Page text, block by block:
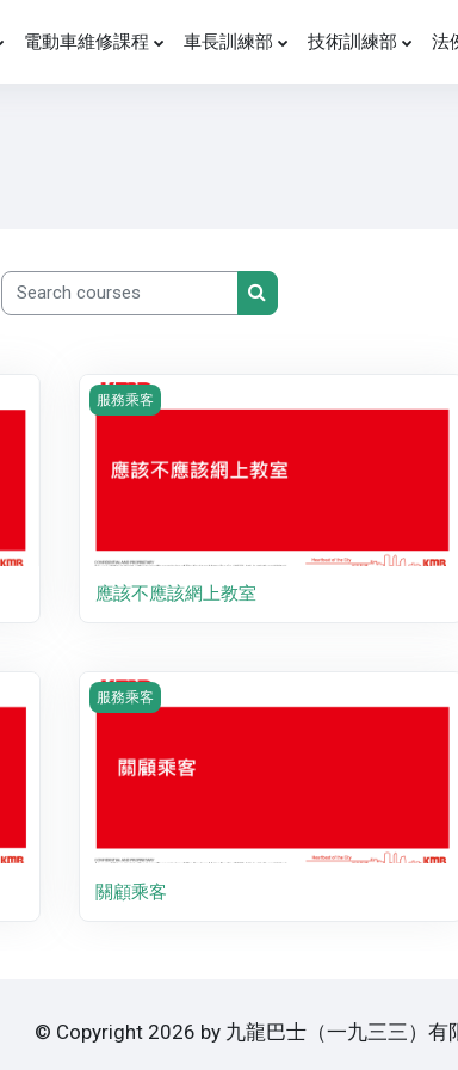
電動車維修課程 車長訓練部 技術訓練部 法
Search courses
Search courses
Course image 應該不應該網上教室
服務乘客
應該不應該網上教室
Course image 關顧乘客
服務乘客
關顧乘客
© Copyright 2026 by 九龍巴士（一九三三）有